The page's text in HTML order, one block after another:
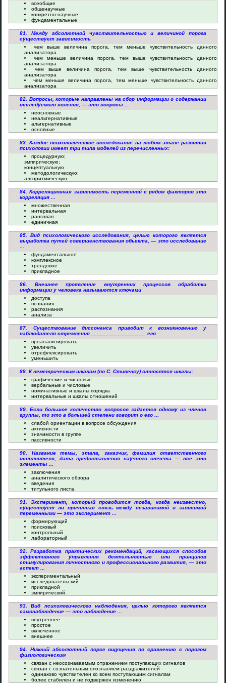
всеобщие
общенаучные
конкретно-научные
фундаментальные
81. Между абсолютной чувствительностью и величиной порога
существует зависимость
чем выше величина порога, тем меньше чувствительность данного
анализатора
чем меньше величина порога, тем выше чувствительность данного
анализатора
чем выше величина порога, тем выше чувствительность данного
анализатора
чем меньше величина порога, тем меньше чувствительность данного
анализатора
82. Вопросы, которые направлены на сбор информации о содержании
исследуемого явления, — это вопросы ...
неосновные
неальтернативные
альтернативные
основные
83. Каждое психологическое исследование на любом этапе развития
психологии имеет три типа моделей из перечисленных:
процедурную;
эмпирическую;
концептуальную
методологическую;
алгоритмическую
84. Корреляционная зависимость переменной с рядом факторов это
корреляция ...
множественная
интервальная
ранговая
единичная
85. Вид психологического исследования, целью которого является
выработка путей совершенствования объекта, — это исследование
фундаментальное
комплексное
трендовое
прикладное
86. Внешнее проявление внутренних процессов обработки
информации у человека называются ключами
доступа
познания
распознания
анализа
87. Существование диссонанса приводит к возникновению у
наблюдателя стремления __________________ его
проанализировать
увеличить
отрефлексировать
уменьшить
88. К неметрическим шкалам (по С. Стивенсу) относятся шкалы:
графические и числовые
вербальные и числовые
номинативные и шкалы порядка
интервальные и шкалы отношений
89. Если большое количество вопросов задается одному из членов
группы, то это в большей степени говорит о его ...
слабой ориентации в вопросе обсуждения
активности
значимости в группе
пассивности
90. Название темы, этапа, заказчик, фамилия ответственного
исполнителя, дата предоставления научного отчета — все это
элементы ...
заключения
аналитического обзора
введения
титульного листа
91. Эксперимент, который проводится тогда, когда неизвестно,
существует ли причинная связь между независимой и зависимой
переменными — это эксперимент ...
формирующий
поисковый
контрольный
лабораторный
92. Разработка практических рекомендаций, касающихся способов
эффективного управления деятельностью или принципов
стимулирования личностного и профессионального развития, — это
аспект ...
экспериментальный
исследовательский
прикладной
эмпирический
93. Вид психологического наблюдения, целью которого является
самонаблюдение — это наблюдение ...
внутреннее
простое
включенное
внешнее
94. Нижний абсолютный порог ощущения по сравнению с порогом
физиологическим
связан с неосознаваемым отражением поступающих сигналов
связан с сознательным опознанием раздражителей
одинаково чувствителен ко всем поступающим сигналам
более стабилен и не подвержен изменению